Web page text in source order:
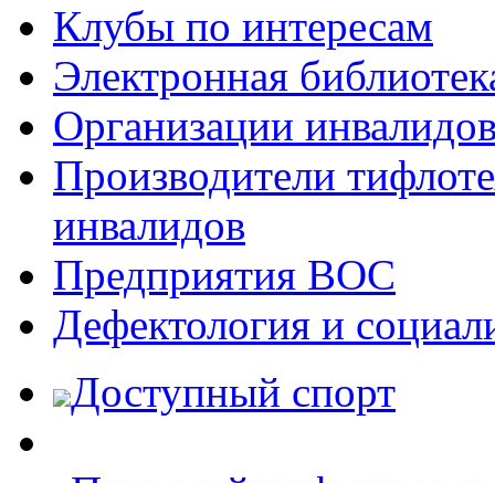
Клубы по интересам
Электронная
Организации
Производители
инвалидов
Предприятия ВОС
Дефектология и
Доступный спорт